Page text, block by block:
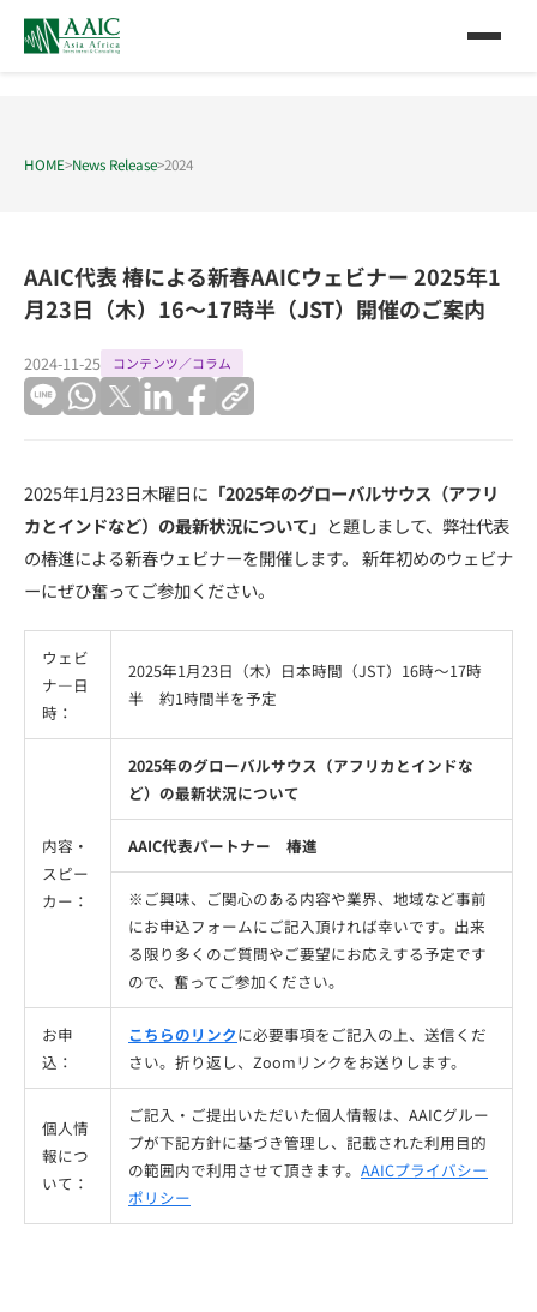
HOME>News Release>2024
AAIC代表 椿による新春AAICウェビナー 2025年1
月23日（木）16～17時半（JST）開催のご案内
2024-11-25 コンテンツ／コラム
2025年1月23日木曜日に 「2025年のグローバルサウス（アフリ
カとインドなど）の最新状況について」 と題しまして、弊社代表
の椿進による新春ウェビナーを開催します。 新年初めのウェビナ
ーにぜひ奮ってご参加ください。
ウェビ
ナ―日
時：
2025年1月23日（木）日本時間（JST）16時〜17時
半 約1時間半を予定
内容・
スピー
カー：
2025年のグローバルサウス（アフリカとインドな
ど）の最新状況について
AAIC代表パートナー 椿進
※ご興味、ご関心のある内容や業界、地域など事前
にお申込フォームにご記入頂ければ幸いです。出来
る限り多くのご質問やご要望にお応えする予定です
ので、奮ってご参加ください。
お申
込：
こちらのリンクに必要事項をご記入の上、送信くだ
さい。折り返し、Zoomリンクをお送りします。
個人情
報につ
いて：
ご記入・ご提出いただいた個人情報は、AAICグルー
プが下記方針に基づき管理し、記載された利用目的
の範囲内で利用させて頂きます。 AAICプライバシー
ポリシー